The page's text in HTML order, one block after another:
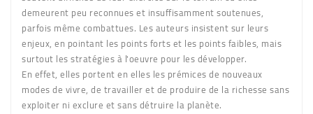
demeurent peu reconnues et insuffisamment soutenues,
parfois même combattues. Les auteurs insistent sur leurs
enjeux, en pointant les points forts et les points faibles, mais
surtout les stratégies à l'oeuvre pour les développer.
En effet, elles portent en elles les prémices de nouveaux
modes de vivre, de travailler et de produire de la richesse sans
exploiter ni exclure et sans détruire la planète.